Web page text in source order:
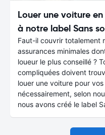
Louer une voiture
à notre label Sans
Faut-il couvrir totalement
assurances minimales
loueur le plus conseillé ?
compliquées doivent
louer une voiture pour
nécessairement, selon
nous avons créé le label